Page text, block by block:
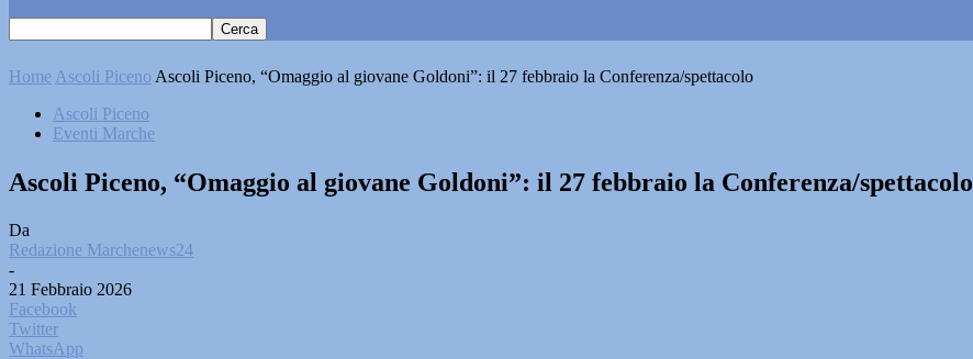
Home Ascoli Piceno Ascoli Piceno, “Omaggio al giovane Goldoni”: il 27 febbraio la Conferenza/spettacolo
Ascoli Piceno
Eventi Marche
Ascoli Piceno, “Omaggio al giovane Goldoni”: il 27 febbraio la Conferenza/spettacolo
Da
Redazione Marchenews24
-
21 Febbraio 2026
Facebook
Twitter
WhatsApp